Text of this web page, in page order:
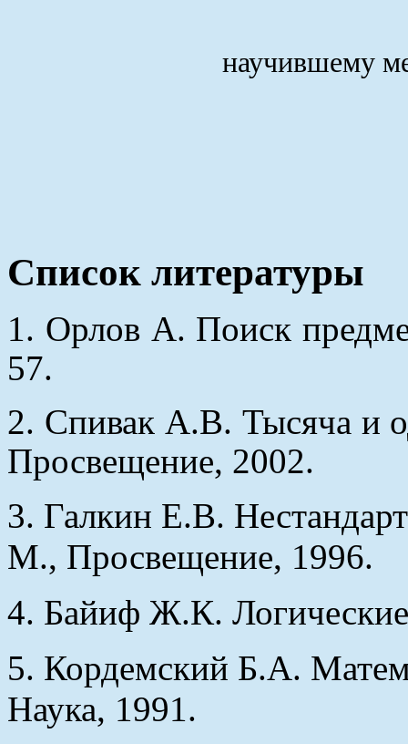
научившему
Список литературы
1. Орлов А. Поиск
57.
2. Спивак А.В. Тысяча и
Просвещение, 2002.
3. Галкин Е.В.
М., Просвещение, 1996.
4. Байиф Ж.К.
5. Кордемский Б.А.
Наука, 1991.